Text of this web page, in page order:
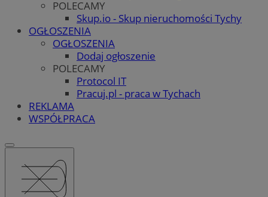
POLECAMY
Skup.io - Skup nieruchomości Tychy
OGŁOSZENIA
OGŁOSZENIA
Dodaj ogłoszenie
POLECAMY
Protocol IT
Pracuj.pl - praca w Tychach
REKLAMA
WSPÓŁPRACA